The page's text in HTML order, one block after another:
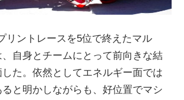
ス
リントレースを5位で終えたマル
自身とチームにとって前向きな結
た。依然としてエネルギー面では
と明かしながらも、好位置でマシ